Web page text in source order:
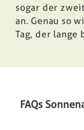
sogar der
an. Genau so
Tag, der lange
FAQs